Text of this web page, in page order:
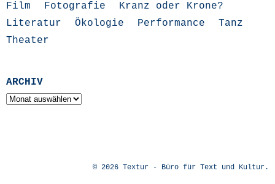
Film
Fotografie
Kranz oder Krone?
Literatur
Ökologie Performance
Tanz
Theater
ARCHIV
Archiv
© 2026 Textur - Büro für Text und Kultur.